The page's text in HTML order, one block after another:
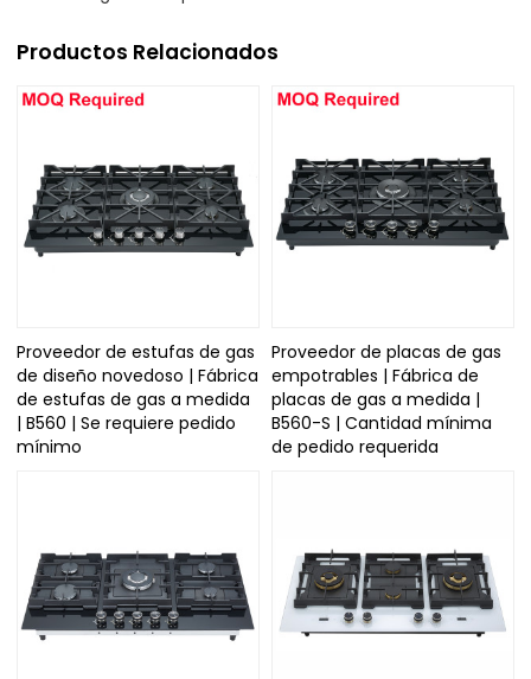
Productos Relacionados
Proveedor de estufas de gas
de diseño novedoso | Fábrica
de estufas de gas a medida
| B560 | Se requiere pedido
mínimo
Proveedor de placas de gas
empotrables | Fábrica de
placas de gas a medida |
B560-S | Cantidad mínima
de pedido requerida